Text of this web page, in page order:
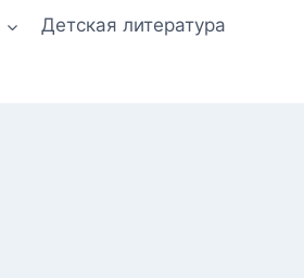
Детская литература